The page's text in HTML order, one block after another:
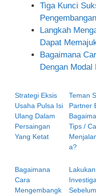
Tiga Kunci
Langkah
Dapat
Bagaimana
Dengan Modal
Strategi Eksis
Usaha Pulsa Isi
Ulang Dalam
Persaingan
Yang Ketat
Teman
Partner
Tips /
a?
Bagaimana
Cara
Mengembangk
Lakukan
Sebelum